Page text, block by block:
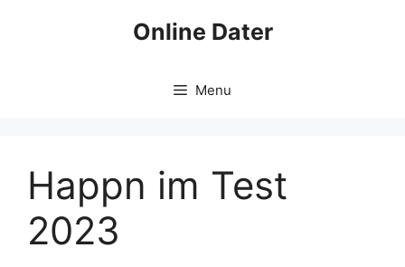
Online Dater
Menu
Happn im Test
2023